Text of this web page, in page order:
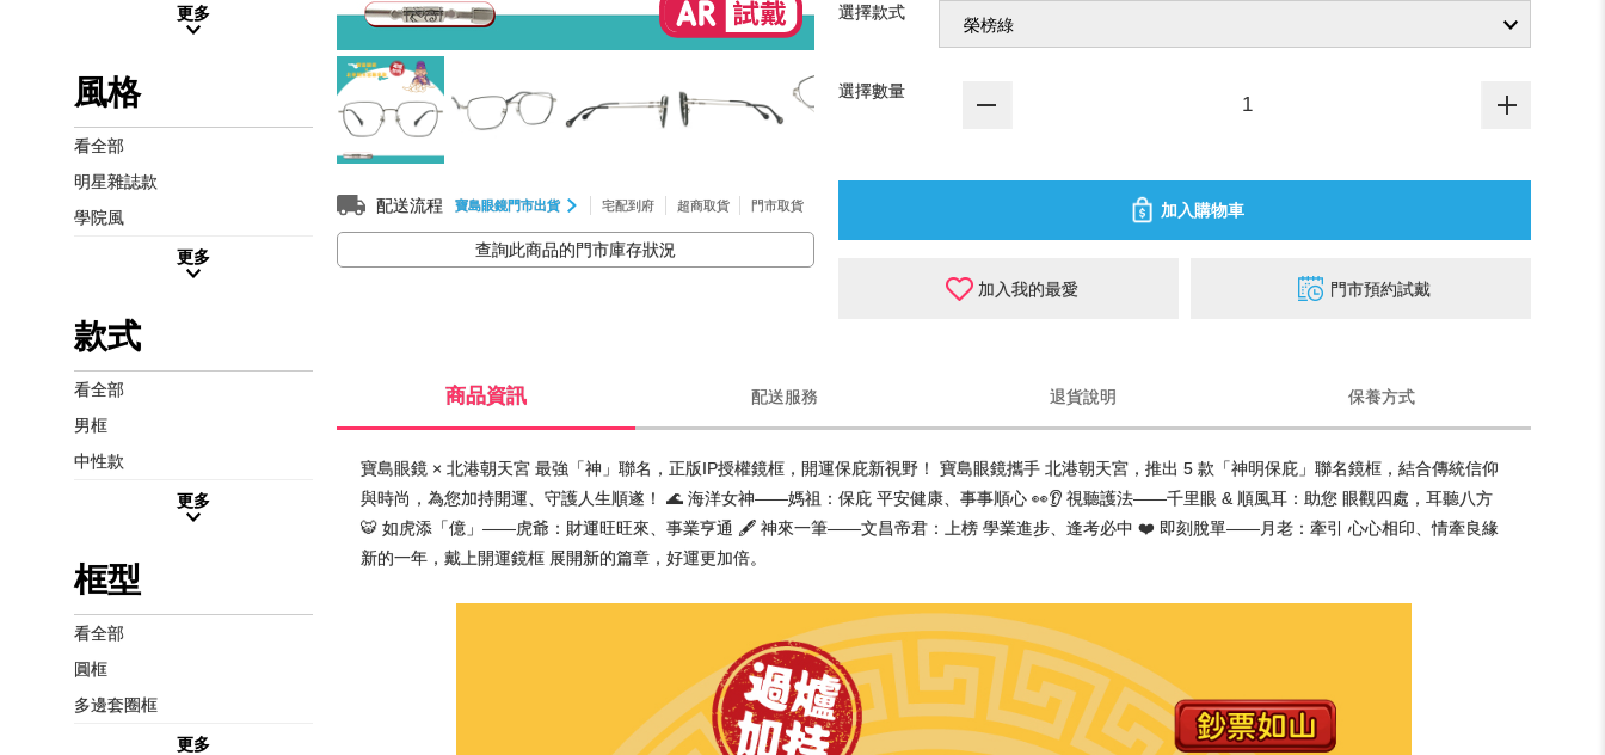
更多
風格
看全部
明星雜誌款
學院風
更多
款式
看全部
男框
中性款
更多
框型
看全部
圓框
多邊套圈框
更多
配送流程 寶島眼鏡門市出貨 宅配到府 超商取貨 門市取貨
查詢此商品的門市庫存狀況
選擇款式
選擇數量
加入購物車
加入我的最愛 門市預約試戴
商品資訊 配送服務 退貨說明 保養方式
寶島眼鏡 × 北港朝天宮 最強「神」聯名，正版IP授權鏡框，開運保庇新視野！ 寶島眼鏡攜手 北港朝天宮，推出 5 款「神明保庇」聯名鏡框，結合傳統信仰
與時尚，為您加持開運、守護人生順遂！ 🌊 海洋女神——媽祖：保庇 平安健康、事事順心 👀👂 視聽護法——千里眼 & 順風耳：助您 眼觀四處，耳聽八方
🐯 如虎添「億」——虎爺：財運旺旺來、事業亨通 🖋️ 神來一筆——文昌帝君：上榜 學業進步、逢考必中 ❤️ 即刻脫單——月老：牽引 心心相印、情牽良緣
新的一年，戴上開運鏡框 展開新的篇章，好運更加倍。